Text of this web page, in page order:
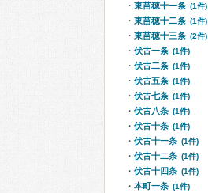
東苗穂十一条 (1件)
東苗穂十二条 (1件)
東苗穂十三条 (2件)
伏古一条 (1件)
伏古二条 (1件)
伏古五条 (1件)
伏古七条 (1件)
伏古八条 (1件)
伏古十条 (1件)
伏古十一条 (1件)
伏古十二条 (1件)
伏古十四条 (1件)
本町一条 (1件)